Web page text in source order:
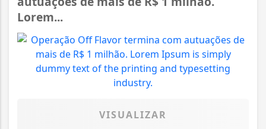
Lorem...
VISUALIZAR